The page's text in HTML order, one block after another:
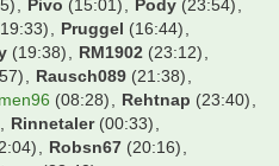
Pivo (15:01) Pody (23:54)
Pruggel (16:44)
(19:38) RM1902 (23:12)
Rausch089 (21:38)
(08:28) Rehtnap (23:40)
Rinnetaler (00:33)
Robsn67 (20:16)